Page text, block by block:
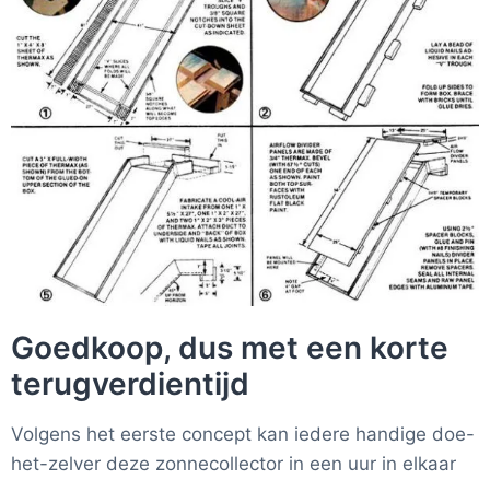
Goedkoop, dus met een korte
terugverdientijd
Volgens het eerste concept kan iedere handige doe-
het-zelver deze zonnecollector in een uur in elkaar